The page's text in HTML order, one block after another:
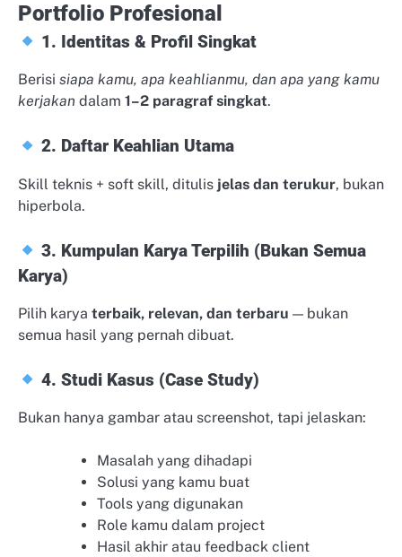
Portfolio Profesional
1. Identitas & Profil Singkat
Berisi siapa kamu, apa keahlianmu, dan apa yang kamu
kerjakan dalam 1–2 paragraf singkat.
2. Daftar Keahlian Utama
Skill teknis + soft skill, ditulis jelas dan terukur, bukan
hiperbola.
3. Kumpulan Karya Terpilih (Bukan Semua
Karya)
Pilih karya terbaik, relevan, dan terbaru — bukan
semua hasil yang pernah dibuat.
4. Studi Kasus (Case Study)
Bukan hanya gambar atau screenshot, tapi jelaskan:
Masalah yang dihadapi
Solusi yang kamu buat
Tools yang digunakan
Role kamu dalam project
Hasil akhir atau feedback client